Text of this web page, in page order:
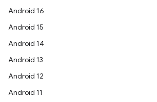
Android 16
Android 15
Android 14
Android 13
Android 12
Android 11